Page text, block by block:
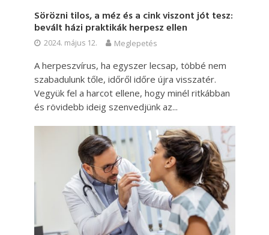
Sörözni tilos, a méz és a cink viszont jót tesz:
bevált házi praktikák herpesz ellen
2024. május 12. Meglepetés
A herpeszvírus, ha egyszer lecsap, többé nem
szabadulunk tőle, időről időre újra visszatér.
Vegyük fel a harcot ellene, hogy minél ritkábban
és rövidebb ideig szenvedjünk az...